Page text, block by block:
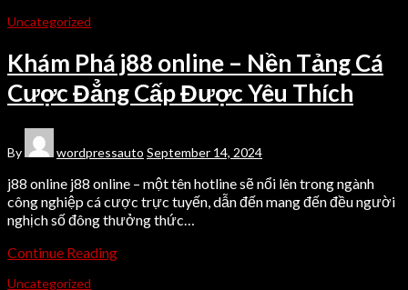
Uncategorized
Khám Phá j88 online – Nền Tảng Cá
Cược Đẳng Cấp Được Yêu Thích
By wordpressauto September 14, 2024
j88 online j88 online – một tên hotline sẽ nổi lên trong ngành
công nghiệp cá cược trực tuyến, dẫn đến mang đến đều người
nghịch số đông thưởng thức…
Continue Reading
Uncategorized